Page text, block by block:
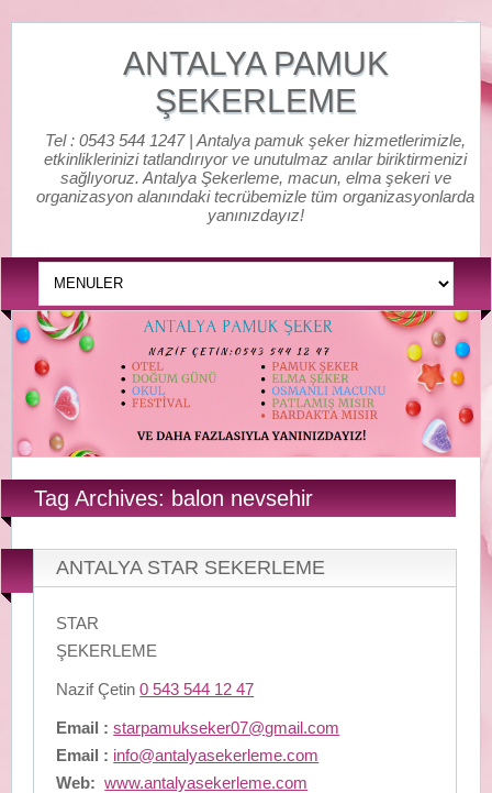
ANTALYA PAMUK
ŞEKERLEME
Tel : 0543 544 1247 | Antalya pamuk şeker hizmetlerimizle,
etkinliklerinizi tatlandırıyor ve unutulmaz anılar biriktirmenizi
sağlıyoruz. Antalya Şekerleme, macun, elma şekeri ve
organizasyon alanındaki tecrübemizle tüm organizasyonlarda
yanınızdayız!
Tag Archives: balon nevsehir
ANTALYA STAR SEKERLEME
STAR
ŞEKERLEME
Nazif Çetin0 543 544 12 47
Email : starpamukseker07@gmail.com
Email : info@antalyasekerleme.com
Web: www.antalyasekerleme.com